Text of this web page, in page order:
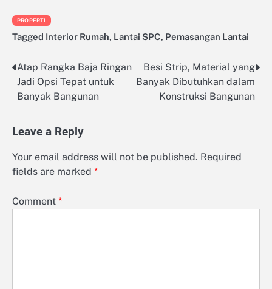
PROPERTI
Tagged Interior Rumah, Lantai SPC, Pemasangan Lantai
Post
navigation
Atap Rangka Baja Ringan
Jadi Opsi Tepat untuk
Banyak Bangunan
Besi Strip, Material yang
Banyak Dibutuhkan dalam
Konstruksi Bangunan
Leave a Reply
Your email address will not be published. Required
fields are marked *
Comment *